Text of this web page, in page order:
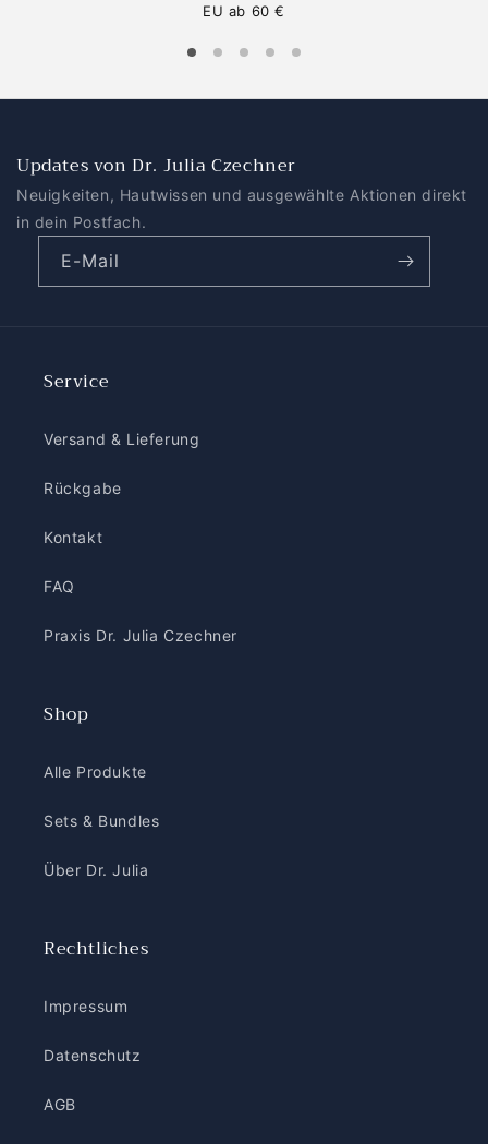
EU ab 60 €
Updates von Dr. Julia Czechner
Neuigkeiten, Hautwissen und ausgewählte Aktionen direkt
in dein Postfach.
E-Mail
Service
Versand & Lieferung
Rückgabe
Kontakt
FAQ
Praxis Dr. Julia Czechner
Shop
Alle Produkte
Sets & Bundles
Über Dr. Julia
Rechtliches
Impressum
Datenschutz
AGB